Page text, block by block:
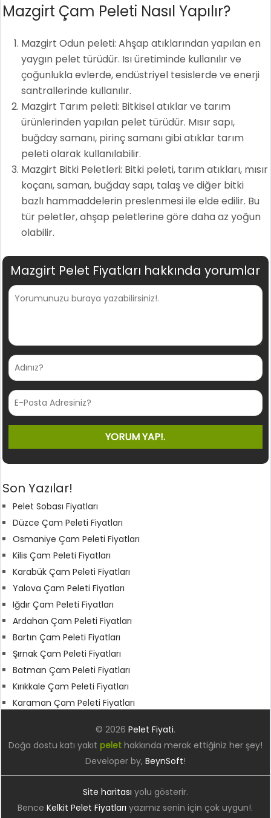
Mazgirt Çam Peleti Nasıl Yapılır?
Mazgirt Odun peleti: Ahşap atıklarından yapılan en
yaygın pelet türüdür. Isı üretiminde kullanılır ve
çoğunlukla evlerde, endüstriyel tesislerde ve enerji
santrallerinde kullanılır.
Mazgirt Tarım peleti: Bitkisel atıklar ve tarım
ürünlerinden yapılan pelet türüdür. Mısır sapı,
buğday samanı, pirinç samanı gibi atıklar tarım
peleti olarak kullanılabilir.
Mazgirt Bitki Peletleri: Bitki peleti, tarım atıkları, mısır
koçanı, saman, buğday sapı, talaş ve diğer bitki
bazlı hammaddelerin preslenmesi ile elde edilir. Bu
tür peletler, ahşap peletlerine göre daha az yoğun
olabilir.
Mazgirt Pelet Fiyatları hakkında yorumlar
Son Yazılar!
Pelet Sobası Fiyatları
Düzce Çam Peleti Fiyatları
Osmaniye Çam Peleti Fiyatları
Kilis Çam Peleti Fiyatları
Karabük Çam Peleti Fiyatları
Yalova Çam Peleti Fiyatları
Iğdır Çam Peleti Fiyatları
Ardahan Çam Peleti Fiyatları
Bartın Çam Peleti Fiyatları
Şırnak Çam Peleti Fiyatları
Batman Çam Peleti Fiyatları
Kırıkkale Çam Peleti Fiyatları
Karaman Çam Peleti Fiyatları
© 2026 Pelet Fiyati.
Doğa dostu katı yakıt pelethakkında merak ettiğiniz her şey!
Developer by, BeynSoft!
Site haritası yolu gösterir.
BenceKelkit Pelet Fiyatları yazımız senin için çok uygun!.